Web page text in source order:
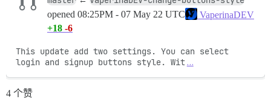
opened 08:25PM - 07 May 22 UTC
VaperinaDEV
+18 -6
This update add two settings. You can select
login and signup buttons style. Wit …
4 个赞